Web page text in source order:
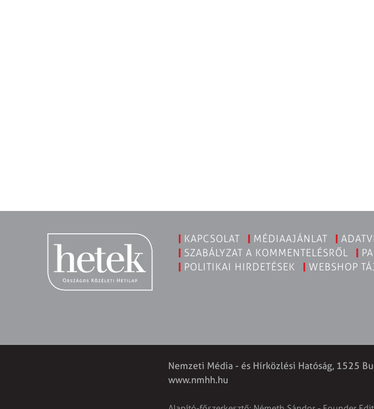
KAPCSOLAT MÉDIAAJÁNLAT
SZABÁLYZAT A KOMMENTELÉSRŐL
POLITIKAI HIRDETÉSEK
WEBSHOP
Nemzeti Média - és Hírközlési Hatóság, 1525
www.nmhh.hu